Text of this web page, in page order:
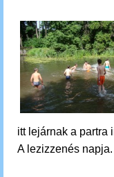
itt lejárnak a partra
A lezizzenés napja.